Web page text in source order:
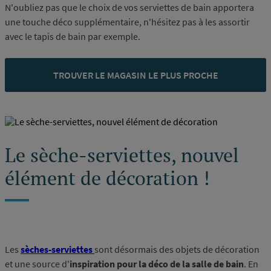
N'oubliez pas que le choix de vos serviettes de bain apportera
une touche déco supplémentaire, n'hésitez pas à les assortir
avec le tapis de bain par exemple.
TROUVER LE MAGASIN LE PLUS PROCHE
Le sèche-serviettes, nouvel
élément de décoration !
Les sèches-serviettes sont désormais des objets de décoration
et une source d'inspiration pour la déco de la salle de bain. En